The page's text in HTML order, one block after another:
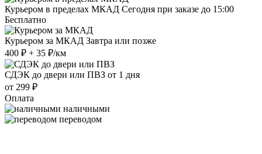
Курьером в пределах МКАД Сегодня при заказе до 15:00
Бесплатно
Курьером за МКАД Завтра или позже
400 ₽ + 35 ₽/км
СДЭК до двери или ПВЗ от 1 дня
от 299 ₽
Оплата
наличными
переводом